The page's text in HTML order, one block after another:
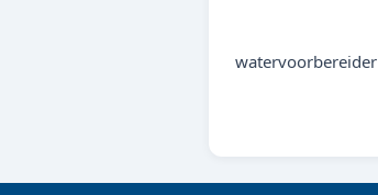
watervoorbereider